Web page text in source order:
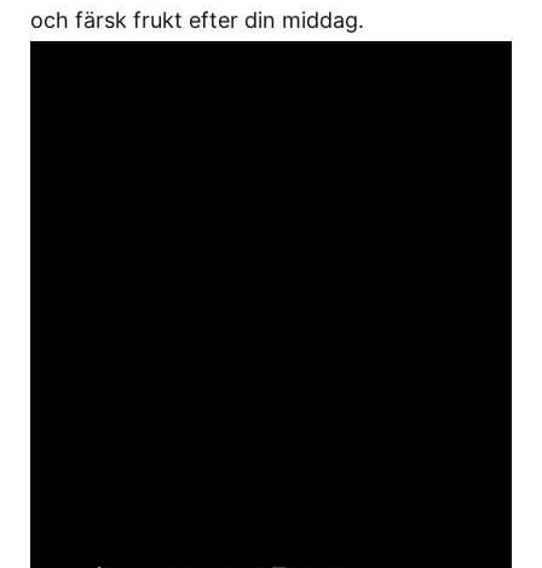
och färsk frukt efter din middag.